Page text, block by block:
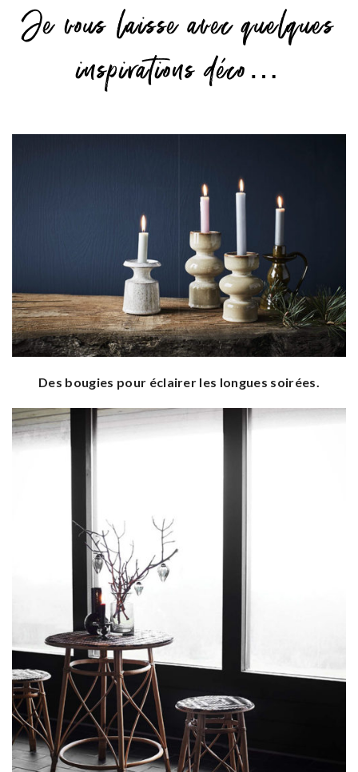
Je vous laisse avec quelques
inspirations déco…
Des bougies pour éclairer les longues soirées.